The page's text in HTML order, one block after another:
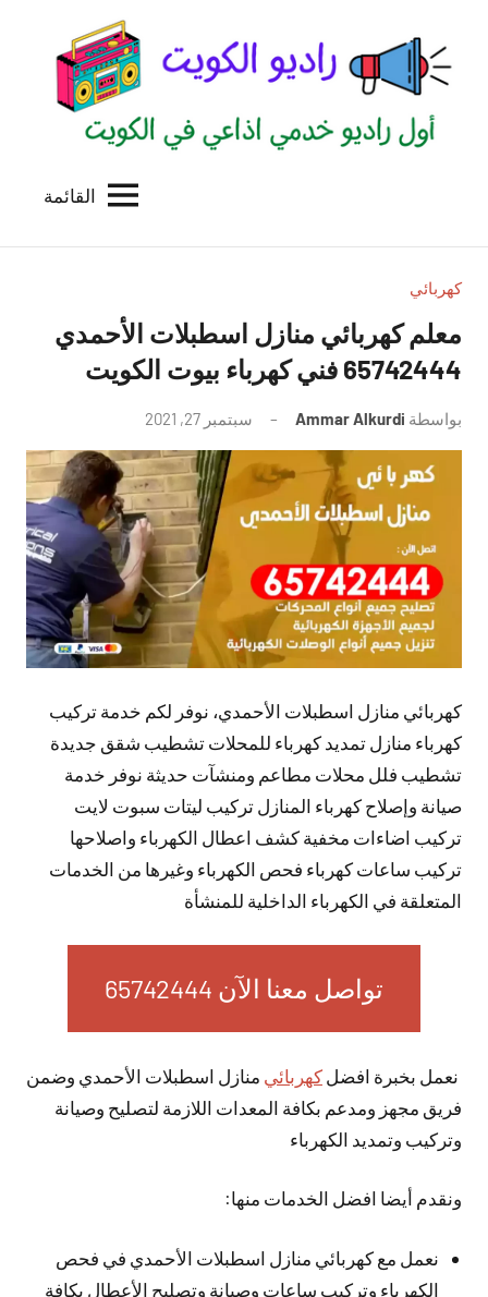
المحتوى
الكويت
للاعلانات
بالكويت
القائمة
كهربائي
معلم كهربائي منازل اسطبلات الأحمدي
65742444 فني كهرباء بيوت الكويت
بواسطة Ammar Alkurdi سبتمبر 27, 2021
توجد
تعليقات
كهربائي منازل اسطبلات الأحمدي، نوفر لكم خدمة تركيب
كهرباء منازل تمديد كهرباء للمحلات تشطيب شقق جديدة
تشطيب فلل محلات مطاعم ومنشآت حديثة نوفر خدمة
صيانة وإصلاح كهرباء المنازل تركيب ليتات سبوت لايت
تركيب اضاءات مخفية كشف اعطال الكهرباء واصلاحها
تركيب ساعات كهرباء فحص الكهرباء وغيرها من الخدمات
المتعلقة في الكهرباء الداخلية للمنشأة
تواصل معنا الآن 65742444
نعمل بخبرة افضل كهربائي منازل اسطبلات الأحمدي وضمن
فريق مجهز ومدعم بكافة المعدات اللازمة لتصليح وصيانة
وتركيب وتمديد الكهرباء
ونقدم أيضا افضل الخدمات منها:
نعمل مع كهربائي منازل اسطبلات الأحمدي في فحص
الكهرباء وتركيب ساعات وصيانة وتصليح الأعطال بكافة